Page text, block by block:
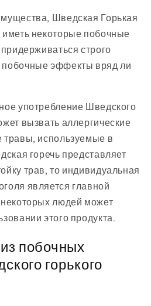
Шведская Горькая
иметь некоторые побочные
строго
эффекты вряд ли
употребление Шведского
вызвать аллергические
травы, используемые в
горечь представляет
трав, то индивидуальная
является главной
людей может
этого продукта.
побочных
горького